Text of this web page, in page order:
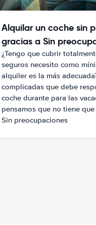
Alquilar un coche sin
gracias a Sin
¿Tengo que cubrir
seguros necesito como
alquiler es la más
complicadas que debe
coche durante para las
pensamos que no tiene
Sin preocupaciones